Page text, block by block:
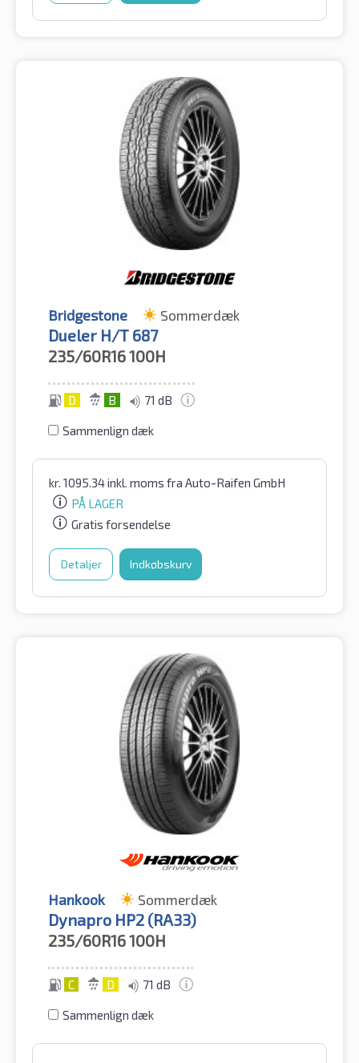
Bridgestone Sommerdæk
Dueler H/T 687
235/60R16100H
D B 71 dB
Sammenlign dæk
kr. 1095.34inkl. moms fra Auto-Raifen GmbH
PÅ LAGER
Gratis forsendelse
Detaljer Indkøbskurv
Hankook Sommerdæk
Dynapro HP2 (RA33)
235/60R16100H
C D 71 dB
Sammenlign dæk